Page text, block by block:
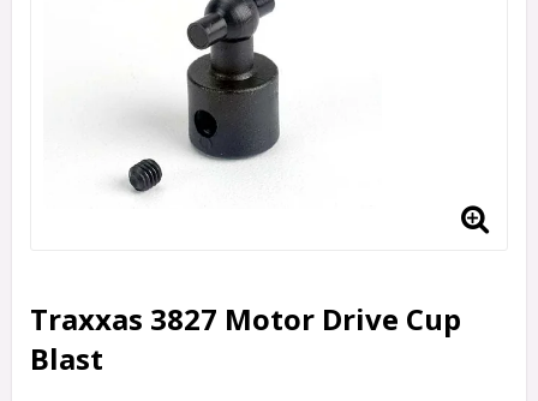
Traxxas 3827 Motor Drive Cup
Blast